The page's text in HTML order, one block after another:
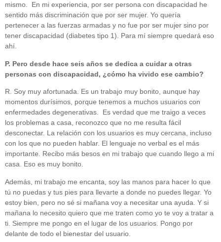
mismo.
En mi experiencia, por ser persona con discapacidad he
sentido más discriminación que por ser mujer. Yo quería
pertenecer a las fuerzas armadas y no fue por ser mujer sino por
tener discapacidad (diabetes tipo 1). Para mí siempre quedará eso
ahí.
P. Pero desde hace seis años se dedica a cuidar a otras
personas con discapacidad, ¿cómo ha vivido ese cambio?
R. Soy muy afortunada. Es un trabajo muy bonito, aunque hay
momentos durísimos, porque tenemos a muchos usuarios con
enfermedades degenerativas.
Es verdad que me traigo a veces
los problemas a casa, reconozco que no me resulta fácil
desconectar. La relación con los usuarios es muy cercana, incluso
con los que no pueden hablar. El lenguaje no verbal es el más
importante. Recibo más besos en mi trabajo que cuando llego a mi
casa. Eso es muy bonito.
Además, mi trabajo me encanta, soy las manos para hacer lo que
tú no puedas y tus pies para llevarte a donde no puedes llegar. Yo
estoy bien, pero no sé si mañana voy a necesitar una ayuda. Y si
mañana lo necesito quiero que me traten como yo te voy a tratar a
ti. Siempre me pongo en el lugar de los usuarios. Pongo por
delante de todo el bienestar del usuario.